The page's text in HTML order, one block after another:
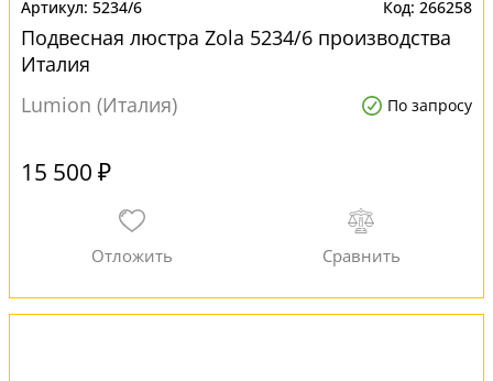
5234/6 266258
Подвесная люстра Zola 5234/6 производства
Италия
Lumion (Италия)
По запросу
15 500 ₽